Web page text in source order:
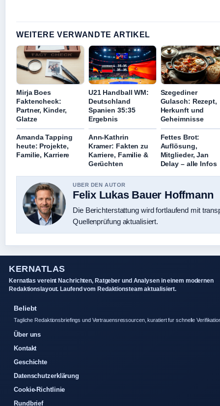
WEITERE VERWANDTE ARTIKEL
Mirja Boes
Faktencheck:
Partner, Kinder,
Glatze
U21 Handball WM:
Deutschland
Spanien 35:35
Ergebnis
Szegediner
Gulasch: Rezept,
Herkunft und
Geheimnisse
Amanda Tapping
heute: Projekte,
Familie, Karriere
Ann-Kathrin
Kramer: Fakten zu
Karriere, Familie &
Gerüchten
Fettes Brot:
Auflösung,
Mitglieder, Jan
Delay – alle Infos
UBER DEN AUTOR
Felix Lukas Bauer Hoffmann
Die Berichterstattung wird fortlaufend mit
Quellenprüfung aktualisiert.
KERNATLAS
Kernatlas vereint Nachrichten, Ratgeber und Analysen in einem modernen
Redaktionslayout. Laufend vom Redaktionsteam aktualisiert.
Beliebt
Tagliche Redaktionsbriefings und Vertrauensressourcen, kuratiert fur schnelle
Über uns
Kontakt
Geschichte
Datenschutzerklärung
Cookie-Richtlinie
Rundbrief